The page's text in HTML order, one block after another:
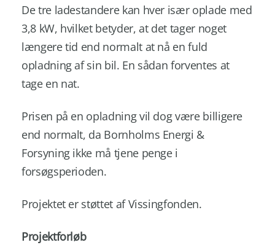
De tre ladestandere kan hver især oplade med
3,8 kW, hvilket betyder, at det tager noget
længere tid end normalt at nå en fuld
opladning af sin bil. En sådan forventes at
tage en nat.
Prisen på en opladning vil dog være billigere
end normalt, da Bornholms Energi &
Forsyning ikke må tjene penge i
forsøgsperioden.
Projektet er støttet af Vissingfonden.
Projektforløb